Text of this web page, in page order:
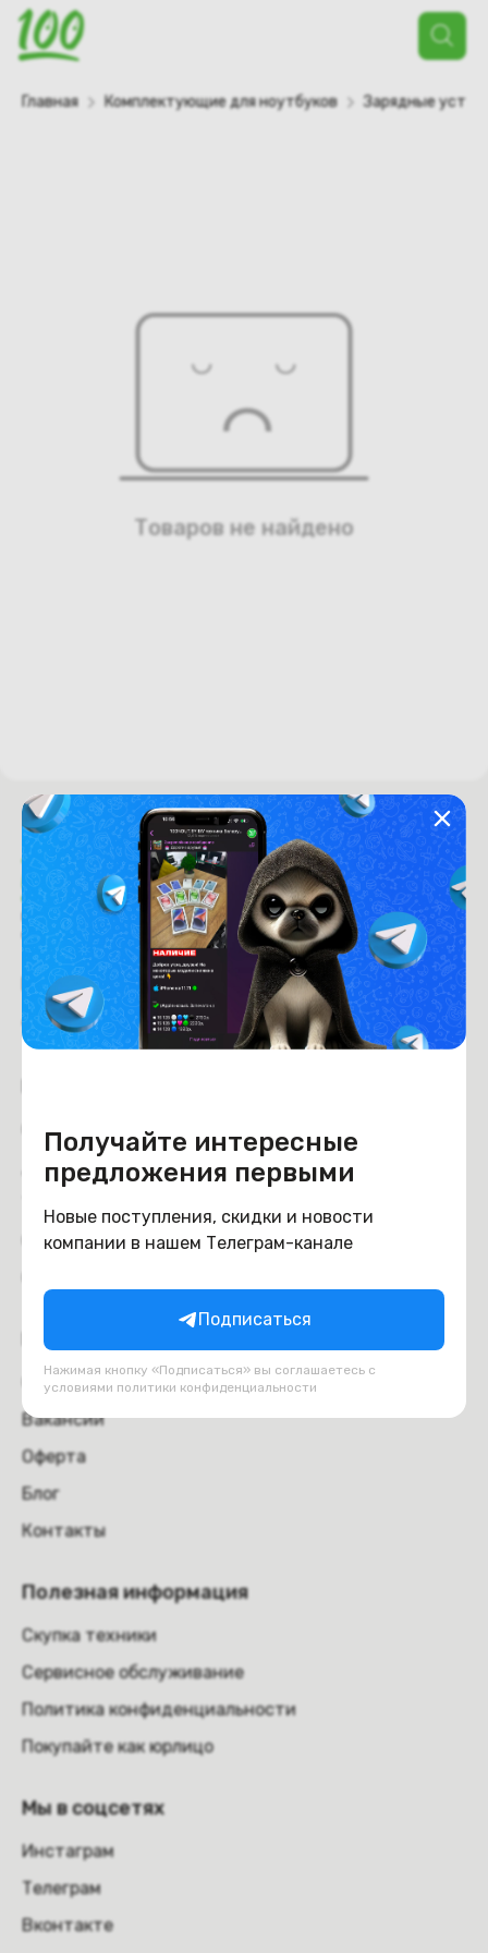
Поиск
товаров
Получайте интересные
предложения первыми
Новые поступления, скидки и новости
компании в нашем Телеграм-канале
Подписаться
Нажимая кнопку «Подписаться» вы соглашаетесь с
условиями политики конфиденциальности
Главная Комплектующие для ноутбуков Зарядные
Товаров не найдено
Время работы с 9:00 до 21:00
г. Минск, пр-т. Независимости, д.94
Рейтинг магазина:
4.6 из 5
Оплата
Доставка и самовывоз
Отзывы
Компания
О компании
Вакансии
Оферта
Блог
Контакты
Полезная информация
Скупка техники
Сервисное обслуживание
Политика конфиденциальности
Покупайте как юрлицо
Мы в соцсетях
Инстаграм
Телеграм
Вконтакте